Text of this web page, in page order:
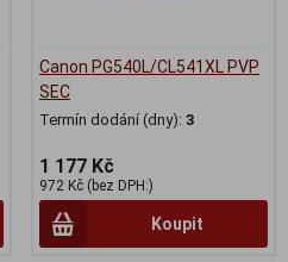
Canon PG540L/CL541XL PVP
SEC
Termín dodání (dny): 3
1 177 Kč
972 Kč (bez DPH:)
Koupit